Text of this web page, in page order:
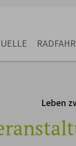
Leben